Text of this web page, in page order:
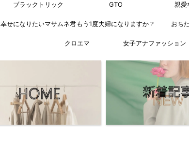
ブラックトリック GTO 親愛
幸せになりたいマサムネ君 もう1度夫婦になりますか？ おち
クロエマ 女子アナファッション